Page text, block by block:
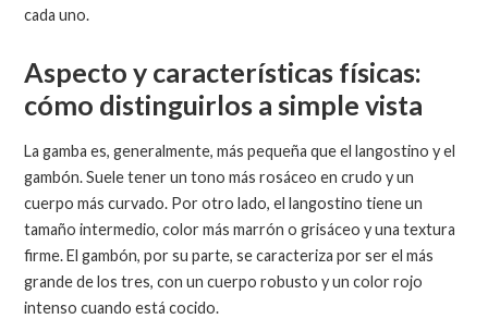
cada uno.
Aspecto y características físicas:
cómo distinguirlos a simple vista
La gamba es, generalmente, más pequeña que el langostino y el
gambón. Suele tener un tono más rosáceo en crudo y un
cuerpo más curvado. Por otro lado, el langostino tiene un
tamaño intermedio, color más marrón o grisáceo y una textura
firme. El gambón, por su parte, se caracteriza por ser el más
grande de los tres, con un cuerpo robusto y un color rojo
intenso cuando está cocido.